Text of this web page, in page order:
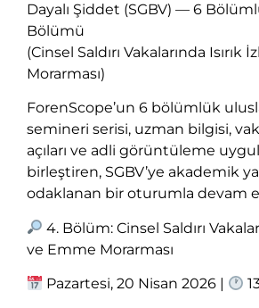
Dayalı Şiddet (SGBV) — 6
Bölümü
(Cinsel Saldırı Vakalarında Isırık
Morarması)
ForenScope’un 6 bölümlük
semineri serisi, uzman bilgisi,
açıları ve adli görüntüleme
birleştiren, SGBV’ye akademik
odaklanan bir oturumla devam
4. Bölüm: Cinsel Saldırı
ve Emme Morarması
Pazartesi, 20 Nisan 2026 |